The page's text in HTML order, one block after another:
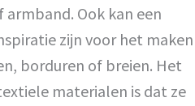
armband. Ook kan een
zijn voor het maken
borduren of breien. Het
materialen is dat ze